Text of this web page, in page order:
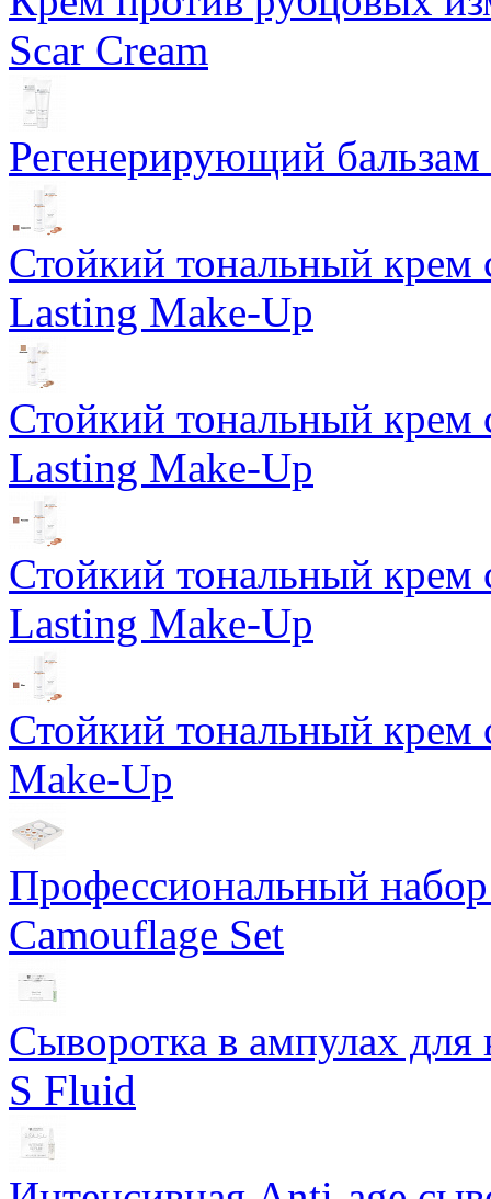
Scar Cream
Регенерирующий
Стойкий тональный
Lasting Make-Up
Стойкий тональный
Lasting Make-Up
Стойкий тональный
Lasting Make-Up
Стойкий тональный
Make-Up
Профессиональный
Camouflage Set
Сыворотка в ампулах для
S Fluid